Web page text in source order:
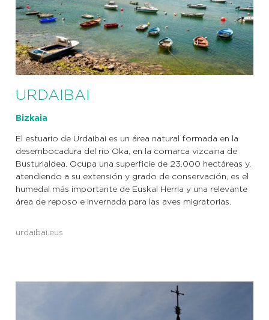
URDAIBAI
Bizkaia
El estuario de Urdaibai es un área natural formada en la
desembocadura del río Oka, en la comarca vizcaina de
Busturialdea. Ocupa una superficie de 23.000 hectáreas y,
atendiendo a su extensión y grado de conservación, es el
humedal más importante de Euskal Herria y una relevante
área de reposo e invernada para las aves migratorias.
urdaibai.eus